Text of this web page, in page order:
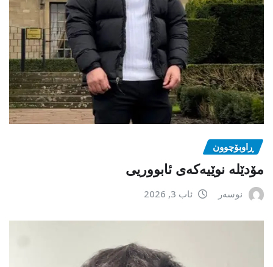
ڕاوبۆچوون
مۆدێلە نوێیەکەى ئابووریی
نوسەر ئاب 3, 2026